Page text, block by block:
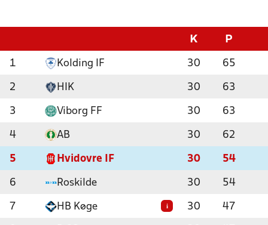
K P
1 Kolding IF 30 65
2 HIK 30 63
3 Viborg FF 30 63
4 AB 30 62
5 Hvidovre IF 30 54
6 Roskilde 30 54
7 HB Køge i 30 47